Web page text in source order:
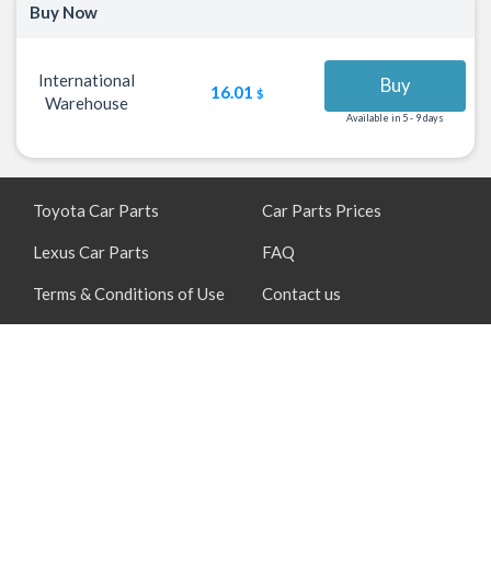
Buy Now
International
Warehouse
16.01 $ Buy
Available in 5 - 9 days
Toyota Car Parts
Lexus Car Parts
Terms & Conditions of Use
Car Parts Prices
FAQ
Contact us